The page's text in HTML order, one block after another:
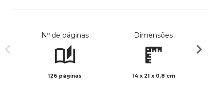
Nº de páginas
126 páginas
Dimensões
14 x 21 x 0.8 cm